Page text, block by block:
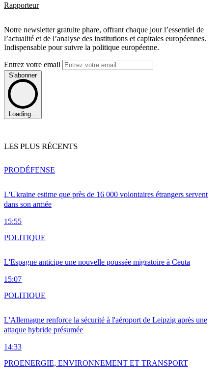
Rapporteur
Notre newsletter gratuite phare, offrant chaque jour l’essentiel de
l’actualité et de l’analyse des institutions et capitales européennes.
Indispensable pour suivre la politique européenne.
Entrez votre email
S'abonner
Loading...
LES PLUS RÉCENTS
L'Ukraine estime que près de 16 000 volontaires étrangers servent
dans son armée
15:55
PRODÉFENSE
L'Espagne anticipe une nouvelle poussée migratoire à Ceuta
15:07
POLITIQUE
L'Allemagne renforce la sécurité à l'aéroport de Leipzig après une
attaque hybride présumée
14:33
POLITIQUE
PROENERGIE, ENVIRONNEMENT ET TRANSPORT